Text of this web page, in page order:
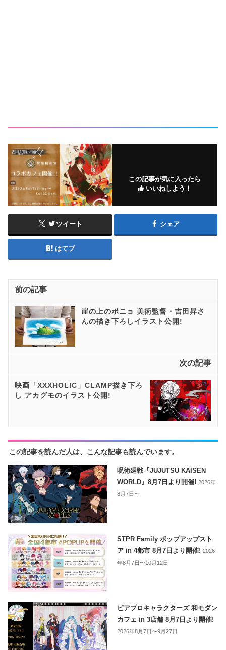
この記事が気に入ったら
いいねしよう！
ツイート シェア
はてブ
前の記事
崖の上のポニョ 美術監督・吉田昇さ
んの描き下ろしイラスト公開!
次の記事
映画「XXXHOLIC」CLAMP描き下ろ
し アカグモのイラスト公開!
この記事を読んだ人は、こんな記事も読んでいます。
呪術廻戦『JUJUTSU KAISEN
WORLD』8月7日より開催!2026年
8月7日〜
STPR Family ポップアップスト
ア in 4都市 8月7日より開催!2026
年8月7日〜10月12日
ピアプロキャラクターズ 和モダン
カフェ in 3店舗 8月7日より開催!
2026年8月7日〜9月27日